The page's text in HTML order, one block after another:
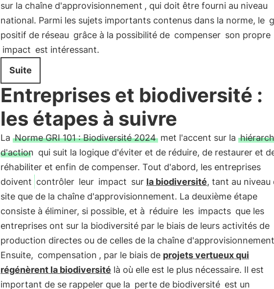
sur la chaîne d'approvisionnement , qui doit être fourni au niveau
national. Parmi les sujets importants contenus dans la norme, le
positif de réseau grâce à la possibilité de compenser son propre
impact est intéressant.
Suite
Entreprises et biodiversité :
les étapes à suivre
La Norme GRI 101 : Biodiversité 2024met l'accent sur la
d'action qui suit la logique d'éviter et de réduire, de restaurer et
réhabiliter et enfin de compenser. Tout d'abord, les entreprises
doivent contrôler leur impact sur la biodiversité, tant au niveau
site que de la chaîne d'approvisionnement. La deuxième étape
consiste à éliminer, si possible, et à réduire les impacts que les
entreprises ont sur la biodiversité par le biais de leurs activités de
production directes ou de celles de la chaîne
Ensuite, compensation , par le biais de projets vertueux qui
régénèrent la biodiversité là où elle est le plus nécessaire. Il est
important de se rappeler que la perte de biodiversité est un